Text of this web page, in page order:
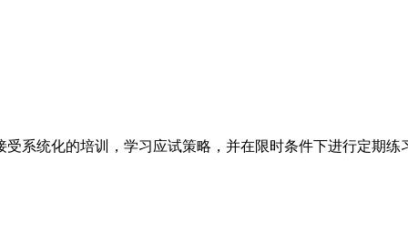
系统化的培训，学习应试策略，并在限时条件下进行定期练